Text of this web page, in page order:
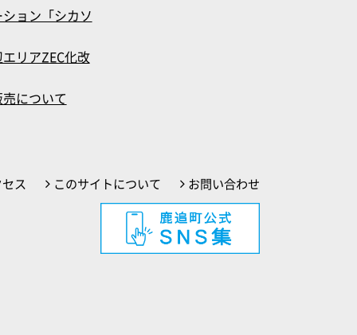
ョン「シカソ
リアZEC化改
について
ス このサイトについて お問い合わせ